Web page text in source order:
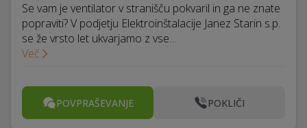
Se vam je ventilator v stranišču pokvaril in ga ne znate
popraviti? V podjetju Elektroinštalacije Janez Starin s.p.
se že vrsto let ukvarjamo z vse…
Več
POVPRAŠEVANJE POKLIČI